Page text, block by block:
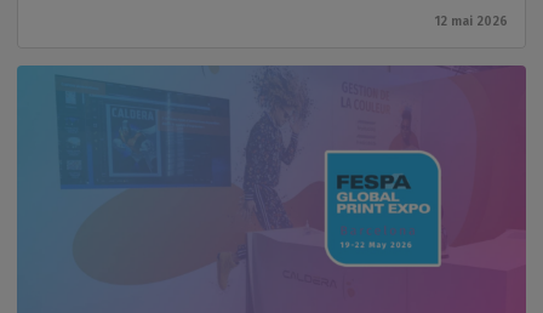
12 mai 2026